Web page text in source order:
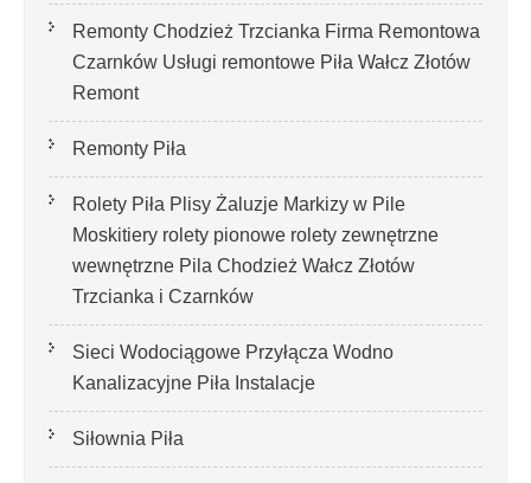
Remonty Chodzież Trzcianka Firma Remontowa
Czarnków Usługi remontowe Piła Wałcz Złotów
Remont
Remonty Piła
Rolety Piła Plisy Żaluzje Markizy w Pile
Moskitiery rolety pionowe rolety zewnętrzne
wewnętrzne Pila Chodzież Wałcz Złotów
Trzcianka i Czarnków
Sieci Wodociągowe Przyłącza Wodno
Kanalizacyjne Piła Instalacje
Siłownia Piła